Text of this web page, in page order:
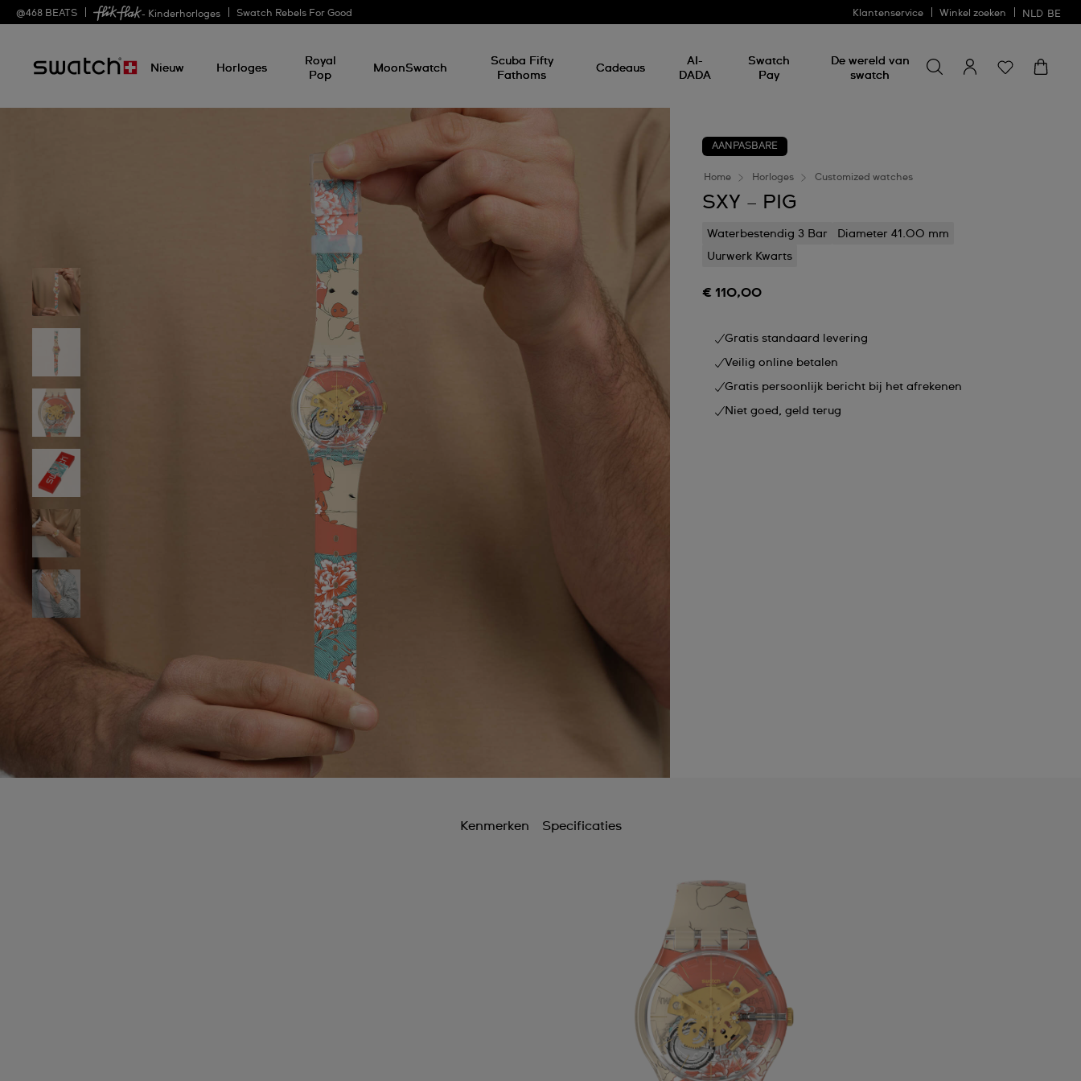
@468 BEATS - Kinderhorloges Swatch Rebels For Good Klantenservice Winkel zoeken NLD BE
Nieuw Horloges
Royal
Pop
MoonSwatch
Scuba Fifty
Fathoms
Cadeaus
AI-
DADA
Swatch
Pay
De wereld van
swatch
naar
iets
AANPASBARE
Home Horloges Customized watches
SXY – PIG
Waterbestendig 3 Bar
Diameter 41.00 mm
Uurwerk Kwarts
€ 110,00
Gratis standaard levering
Veilig online betalen
Gratis persoonlijk bericht bij het afrekenen
Niet goed, geld terug
Kenmerken Specificaties